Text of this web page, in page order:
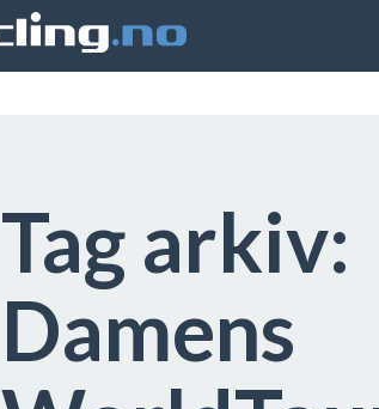
Tag arkiv:
Damens